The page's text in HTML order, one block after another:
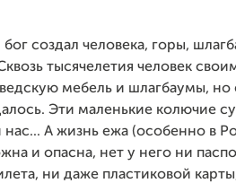
бог создал человека, горы,
тысячелетия человек
мебель и шлагбаумы, но
Эти маленькие колючие
А жизнь ежа (особенно в
и опасна, нет у него ни
ни даже пластиковой